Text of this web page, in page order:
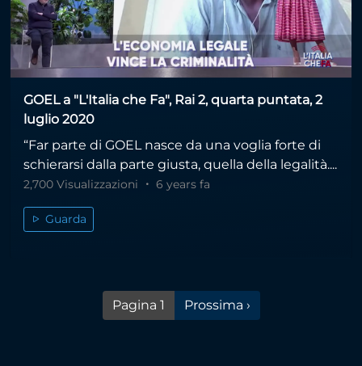
GOEL a "L'Italia che Fa", Rai 2, quarta puntata, 2
luglio 2020
“Far parte di GOEL nasce da una voglia forte di
schierarsi dalla parte giusta, quella della legalità....
2,700 Visualizzazioni 6 years fa
Guarda
Pagina 1 Pagina successiva
Prossima ›